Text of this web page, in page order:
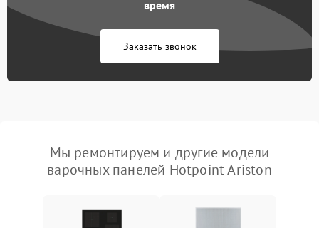
время
Заказать звонок
Мы ремонтируем и другие модели
варочных панелей Hotpoint Ariston